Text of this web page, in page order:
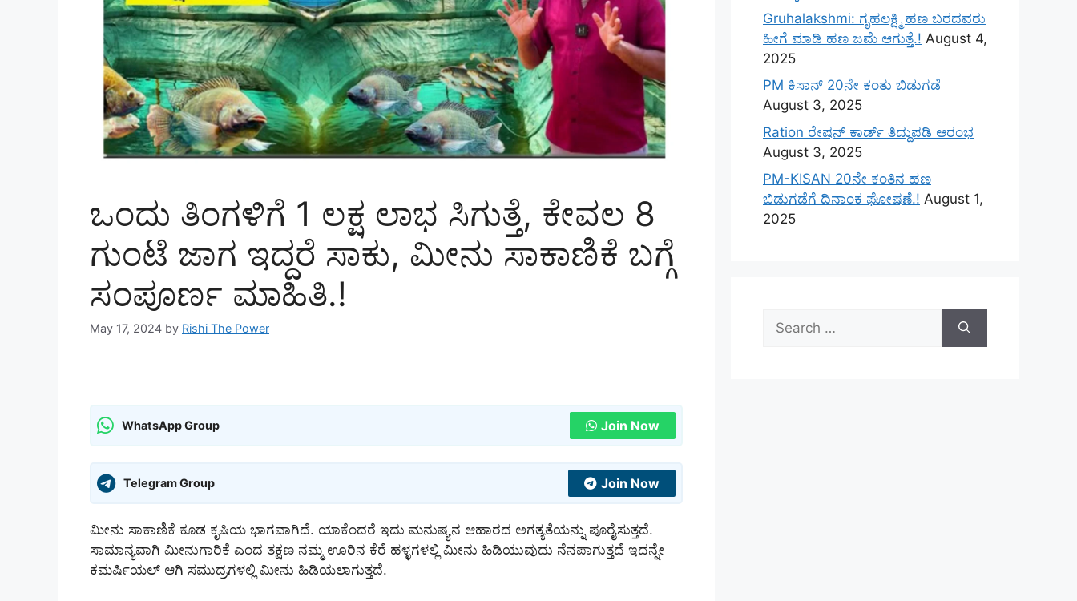
ಒಂದು ತಿಂಗಳಿಗೆ 1 ಲಕ್ಷ ಲಾಭ ಸಿಗುತ್ತೆ, ಕೇವಲ 8
ಗುಂಟೆ ಜಾಗ ಇದ್ದರೆ ಸಾಕು, ಮೀನು ಸಾಕಾಣಿಕೆ ಬಗ್ಗೆ
ಸಂಪೂರ್ಣ ಮಾಹಿತಿ.!
May 17, 2024 by Rishi The Power
WhatsApp Group Join Now
Telegram Group Join Now
ಮೀನು ಸಾಕಾಣಿಕೆ ಕೂಡ ಕೃಷಿಯ ಭಾಗವಾಗಿದೆ. ಯಾಕೆಂದರೆ ಇದು ಮನುಷ್ಯನ ಆಹಾರದ ಅಗತ್ಯತೆಯನ್ನು ಪೂರೈಸುತ್ತದೆ.
ಸಾಮಾನ್ಯವಾಗಿ ಮೀನುಗಾರಿಕೆ ಎಂದ ತಕ್ಷಣ ನಮ್ಮ ಊರಿನ ಕೆರೆ ಹಳ್ಳಗಳಲ್ಲಿ ಮೀನು ಹಿಡಿಯುವುದು ನೆನಪಾಗುತ್ತದೆ ಇದನ್ನೇ
ಕಮರ್ಷಿಯಲ್ ಆಗಿ ಸಮುದ್ರಗಳಲ್ಲಿ ಮೀನು ಹಿಡಿಯಲಾಗುತ್ತದೆ.
Gruhalakshmi: ಗೃಹಲಕ್ಷ್ಮಿ ಹಣ ಬರದವರು
ಹೀಗೆ ಮಾಡಿ ಹಣ ಜಮೆ‌ ಆಗುತ್ತೆ.! August 4,
2025
PM ಕಿಸಾನ್ 20ನೇ ಕಂತು ಬಿಡುಗಡೆ
August 3, 2025
Ration ರೇಷನ್ ಕಾರ್ಡ್ ತಿದ್ದುಪಡಿ ಆರಂಭ
August 3, 2025
PM-KISAN 20ನೇ ಕಂತಿನ ಹಣ
ಬಿಡುಗಡೆಗೆ ದಿನಾಂಕ ಘೋಷಣೆ.! August 1,
2025
Search
for: